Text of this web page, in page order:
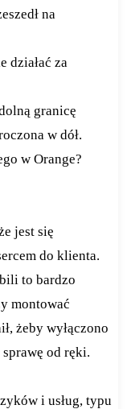
na
działać za
granicę
w dół.
w Orange?
jest się
do klienta.
to bardzo
montować
żeby wyłączono
sprawę od ręki.
i usług, typu